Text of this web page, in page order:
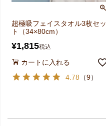
超極吸フェイスタオル3枚セッ
ト（34×80cm）
¥1,815税込
カートに入れる
4.78 （9）